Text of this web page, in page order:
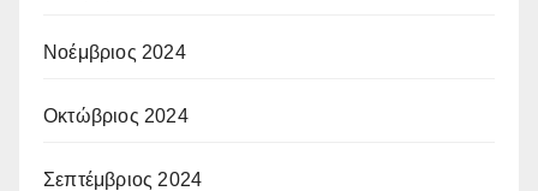
Νοέμβριος 2024
Οκτώβριος 2024
Σεπτέμβριος 2024